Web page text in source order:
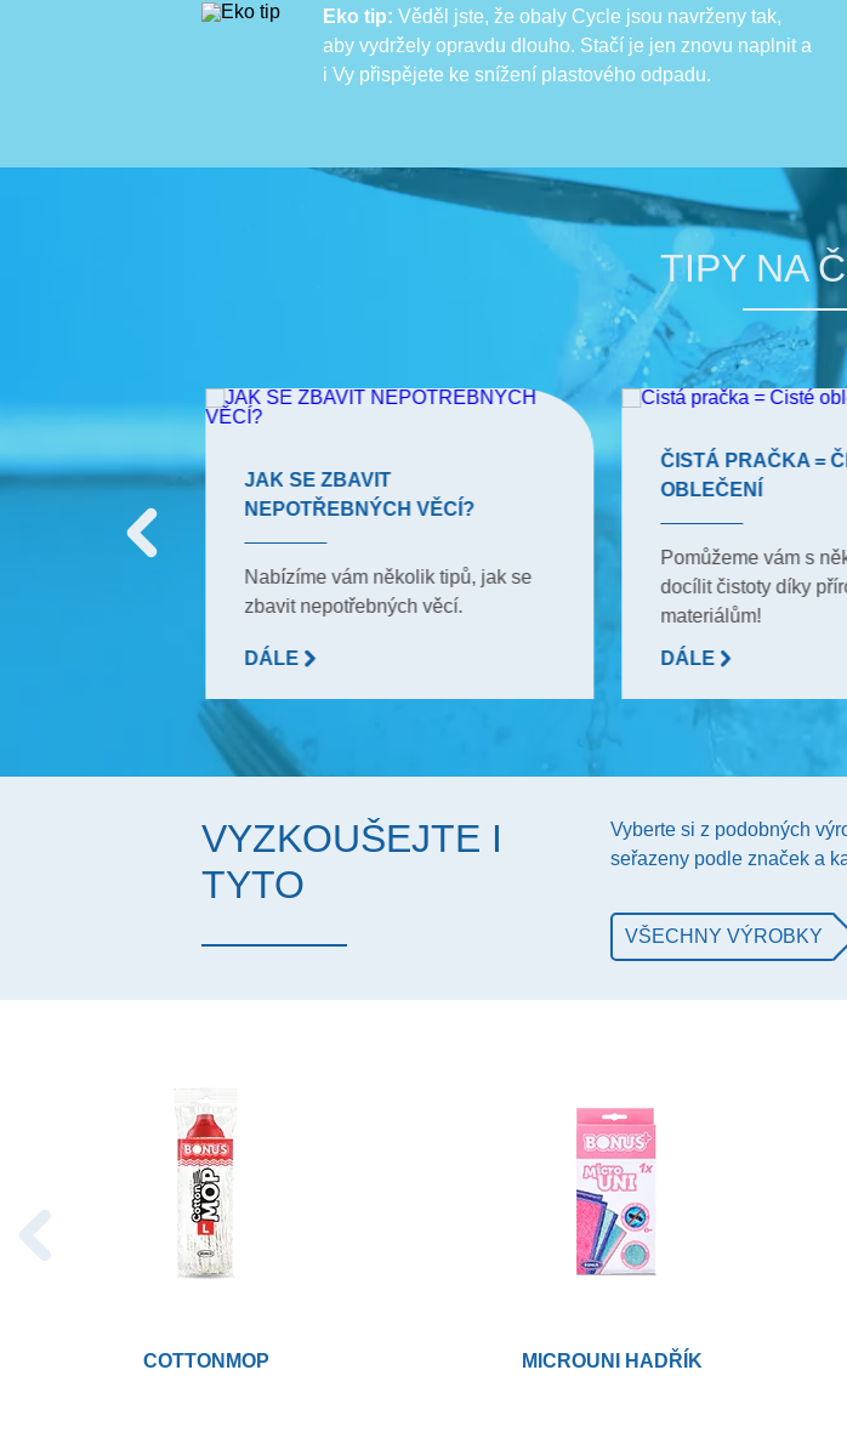
Eko tip: Věděl jste, že obaly Cycle jsou navrženy tak,
aby vydržely opravdu dlouho. Stačí je jen znovu naplnit a
i Vy přispějete ke snížení plastového odpadu.
TIPY NA
které používali
JAK SE ZBAVIT
NEPOTŘEBNÝCH VĚCÍ?
Nabízíme vám několik tipů, jak se
zbavit nepotřebných věcí.
DÁLE
ČISTÁ PRAČKA =
OBLEČENÍ
Pomůžeme vám s
docílit čistoty díky
materiálům!
DÁLE
VYZKOUŠEJTE I
TYTO
Vyberte si z podobných
seřazeny podle značek a
VŠECHNY VÝROBKY
COTTONMOP MICROUNI HADŘÍK